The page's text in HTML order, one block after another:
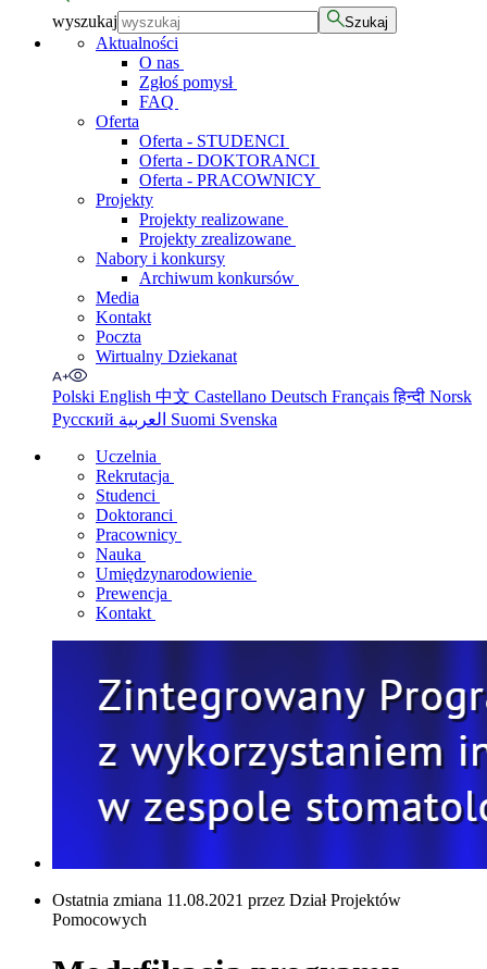
wyszukaj Szukaj
Aktualności
O nas
Zgłoś pomysł
FAQ
Oferta
Oferta - STUDENCI
Oferta - DOKTORANCI
Oferta - PRACOWNICY
Projekty
Projekty realizowane
Projekty zrealizowane
Nabory i konkursy
Archiwum konkursów
Media
Kontakt
Poczta
Wirtualny Dziekanat
Polski English 中文 Castellano Deutsch Françaisहिन्दी Norsk
Русский
Suomi Svenska
Uczelnia
Rekrutacja
Studenci
Doktoranci
Pracownicy
Nauka
Umiędzynarodowienie
Prewencja
Kontakt
Ostatnia zmiana 11.08.2021 przez Dział Projektów
Pomocowych